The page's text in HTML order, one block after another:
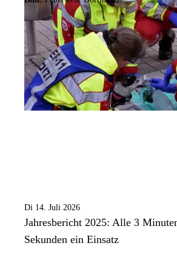
Di 14. Juli 2026
Jahresbericht 2025: Alle 3
Sekunden ein Einsatz